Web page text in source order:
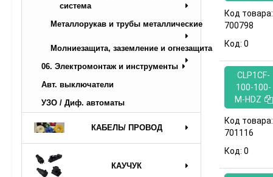
система
Металлорукав и трубы металлические
Молниезащита, заземление и огнезащита
06. Электромонтаж и инструменты
Авт. выключатели
УЗО / Диф. автоматы
КАБЕЛЬ/ ПРОВОД
КАУЧУК
Код товара:
700798
Код: 0
CLP1CF-
100-100-
M-HDZ
Код товара:
701116
Код: 0